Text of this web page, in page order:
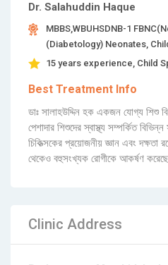
Dr. Salahuddin Haque
MBBS,WBUHSDNB-1
(Diabetology) Neonates,
15 years experience, Child
Best Treatment Info
ডাঃ সালাহউদ্দিন হক একজন যোগ্য শিশু
পেশাদার শিশুদের স্বাস্থ্য সম্পর্কিত
চিকিত্সকের প্রয়োজনীয় জ্ঞান এবং দক্ষতা
থেকেও বহুসংখ্যক রোগীকে আকর্ষণ
Clinic Address